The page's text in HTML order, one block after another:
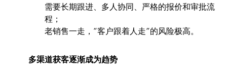
需要长期跟进、多人协同、严格的报价和审批流
程；
老销售一走，“客户跟着人走”的风险极高。
多渠道获客逐渐成为趋势